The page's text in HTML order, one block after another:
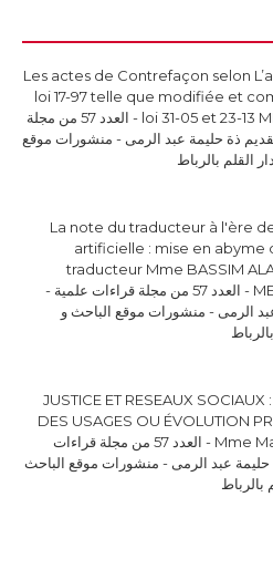
Les actes de Contrefaçon selon
loi 17-97 telle que modifiée et
loi 31-05 et 23-13 MEHDI EDDIANI - العدد 57 من مجلة
ذة حليمة عبد الرمى - منشورات موقع
القلم بالرباط
La note du traducteur à l'ère
artificielle : mise en abyme
traducteur Mme BASSIM
MELLOUKI Ismail - العدد 57 من مجلة قراءات علمية -
الرمى - منشورات موقع الباحث و
JUSTICE ET RESEAUX SOCIAUX
DES USAGES OU ÉVOLUTION
Mme Malika ZITOUNY - العدد 57 من مجلة قراءات
حليمة عبد الرمى - منشورات موقع الباحث
بالرباط